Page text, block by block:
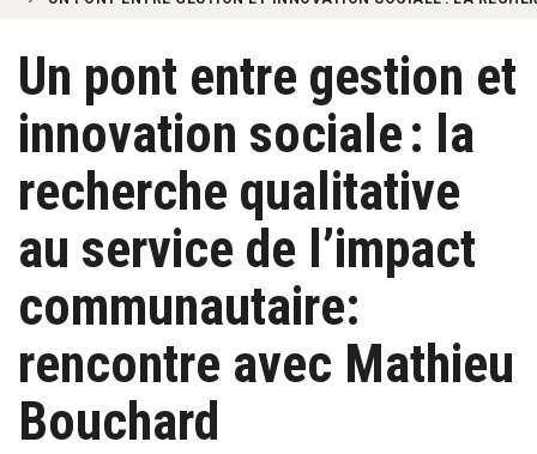
Un pont entre gestion et
innovation sociale : la
recherche qualitative
au service de l’impact
communautaire:
rencontre avec Mathieu
Bouchard